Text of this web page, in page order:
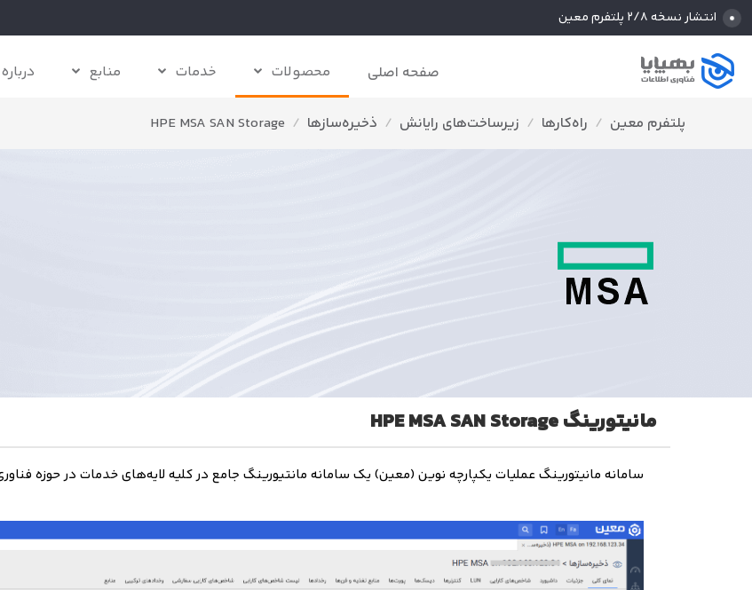
انتشار نسخه ۲/۸ پلتفرم معین
صفحه اصلی محصولات خدمات منابع
پلتفرم معین / راه‌کارها / زیرساخت‌های رایانش / ذخیره‌سازها /
HPE MSA SAN Storage
مانیتورینگ HPE MSA SAN Storage
سامانه مانیتورینگ عملیات یکپارچه نوین (معین) یک سامانه مانتیورینگ جامع در کلیه لایه‌های خدمات در حوزه